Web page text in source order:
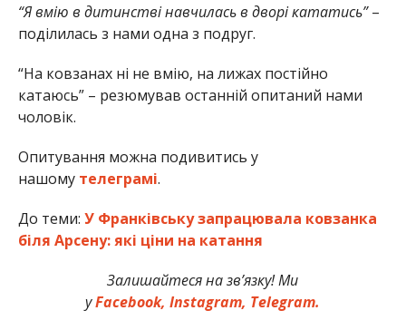
“Я вмію в дитинстві навчилась в дворі кататись”–
поділилась з нами одна з подруг.
“На ковзанах ні не вмію, на лижах постійно
катаюсь” – резюмував останній опитаний нами
чоловік.
Опитування можна подивитись у
нашомутелеграмі.
До теми: У Франківську запрацювала ковзанка
біля Арсену: які ціни на катання
Залишайтеся на зв’язку! Ми
уFacebook,Instagram, Telegram.